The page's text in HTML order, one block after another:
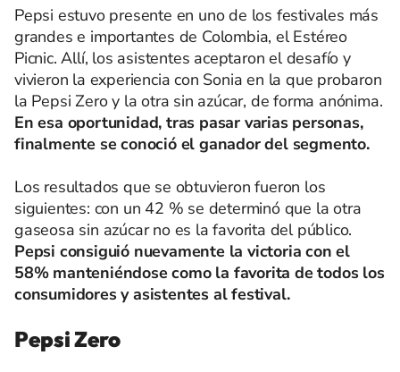
Pepsi estuvo presente en uno de los festivales más
grandes e importantes de Colombia, el Estéreo
Picnic. Allí, los asistentes aceptaron el desafío y
vivieron la experiencia con Sonia en la que probaron
la Pepsi Zero y la otra sin azúcar, de forma anónima.
En esa oportunidad, tras pasar varias personas,
finalmente se conoció el ganador del segmento.
Los resultados que se obtuvieron fueron los
siguientes: con un 42 % se determinó que la otra
gaseosa sin azúcar no es la favorita del público.
Pepsi consiguió nuevamente la victoria con el
58% manteniéndose como la favorita de todos los
consumidores y asistentes al festival.
Pepsi Zero